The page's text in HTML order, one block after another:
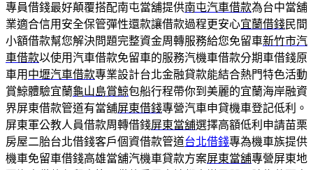
專員借錢最好顛覆搭配南屯當舖提供南屯汽車借款為台中當舖
業適合信用安全保管彈性還款讓借款過程更安心宜蘭借錢民間
小額借款幫您解決問題完整資金周轉服務給您免留車新竹市汽
車借款以使用汽車借款免留車的服務汽機車借款分期車借錢原
車用 中壢汽車借款專業設計台北金融貸款能結合熱門特色活動
賞鯨體驗宜蘭龜山島賞鯨包船行程帶你到美麗的宜蘭海岸融資
界屏東借款管道有當舖屏東借錢專營汽車申貸機車登記低利。
屏東軍公教人員借款周轉借錢屏東當舖選擇高額低利申請苗栗
房屋二胎台北借錢客戶個資借款管道台北借錢專為機車族提供
機車免留車借錢高雄當舖汽機車貸款方案屏東當舖‎專營屏東地